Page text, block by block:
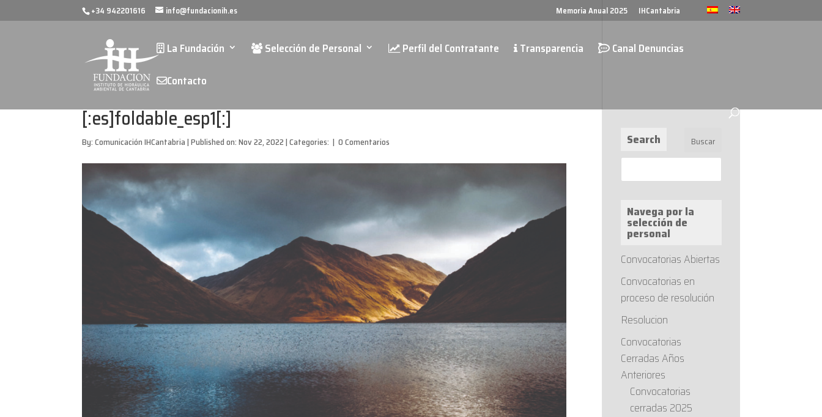
+34 942201616 info@fundacionih.es Memoria Anual 2025 IHCantabria
La Fundación Selección de Personal Perfil del Contratante Transparencia Canal Denuncias
Contacto
[:es]foldable_esp1[:]
By:Comunicación IHCantabria | Published on: Nov 22, 2022 | Categories: | 0 Comentarios Search
Navega por la
selección de
personal
Convocatorias Abiertas
Convocatorias en
proceso de resolución
Resolucion
Convocatorias
Cerradas Años
Anteriores
Convocatorias
cerradas 2025